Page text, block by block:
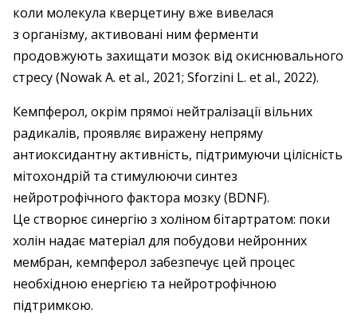
коли молекула кверцетину вже вивелася
з організму, активовані ним ферменти
продовжують захищати мозок від окиснювального
стресу (Nowak A. et al., 2021; Sforzini L. et al., 2022).
Кемпферол, окрім прямої нейтралізації вільних
радикалів, проявляє виражену непряму
антиоксидантну активність, підтримуючи цілісність
мітохондрій та стимулюючи синтез
нейротрофічного фактора мозку (BDNF).
Це створює синергію з холіном бітартратом: поки
холін надає матеріал для побудови нейронних
мембран, кемпферол забезпечує цей процес
необхідною енергією та нейротрофічною
підтримкою.